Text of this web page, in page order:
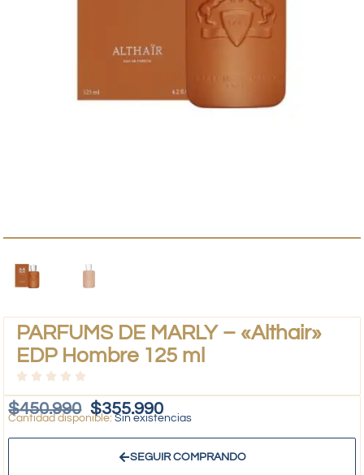
PARFUMS DE MARLY – «Althair»
EDP Hombre 125 ml
$450.990 $355.990
Sin existencias
SEGUIR COMPRANDO